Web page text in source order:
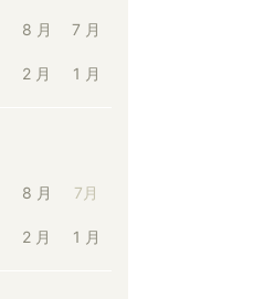
8 月 7 月
2 月 1 月
8 月 7月
2 月 1 月